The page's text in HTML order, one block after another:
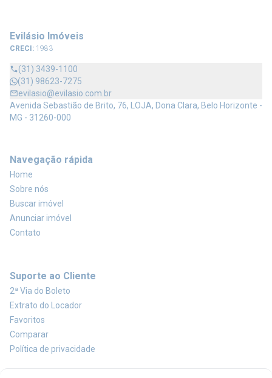
Evilásio Imóveis
CRECI: 1983
(31) 3439-1100
(31) 98623-7275
evilasio@evilasio.com.br
Avenida Sebastião de Brito, 76, LOJA, Dona Clara, Belo Horizonte -
MG - 31260-000
Navegação rápida
Home
Sobre nós
Buscar imóvel
Anunciar imóvel
Contato
Suporte ao Cliente
2ª Via do Boleto
Extrato do Locador
Favoritos
Comparar
Política de privacidade